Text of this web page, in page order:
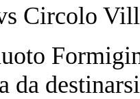
Circolo
da destinarsi